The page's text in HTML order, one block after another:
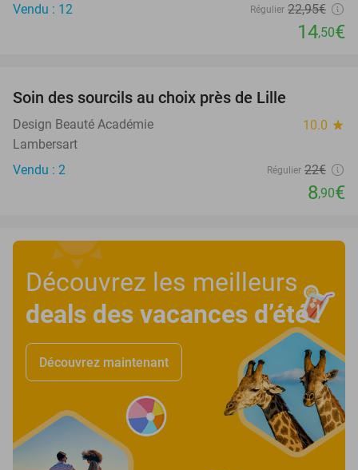
Vendu : 12
Régulier 22,95€
14,50€
Soin des sourcils au choix près de Lille
Design Beauté Académie 10.0 star
Lambersart
Vendu : 2
Régulier 22€
8,90€
Découvrez les meilleurs
deals des vacances d’été!
Découvrez maintenant